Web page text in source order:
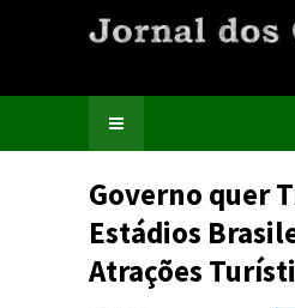
Governo quer
Estádios
Atrações